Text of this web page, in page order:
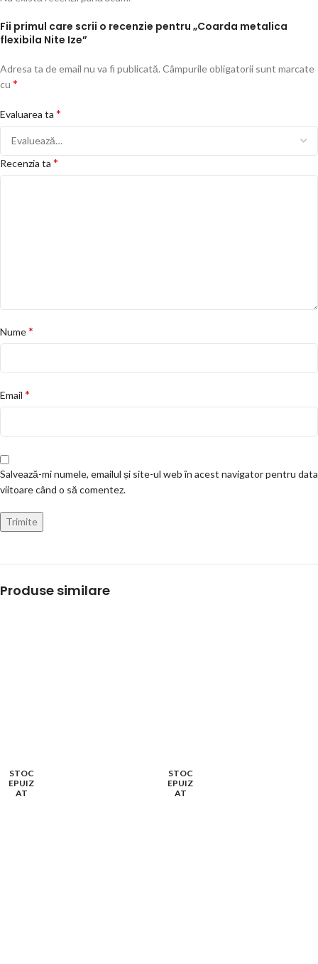
Fii primul care scrii o recenzie pentru „Coarda metalica
flexibila Nite Ize”
Adresa ta de email nu va fi publicată. Câmpurile obligatorii sunt marcate
cu *
Evaluarea ta *
Recenzia ta *
Nume*
Email *
Salvează-mi numele, emailul și site-ul web în acest navigator pentru data
viitoare când o să comentez.
Produse similare
STOC
EPUIZ
AT
STOC
EPUIZ
AT